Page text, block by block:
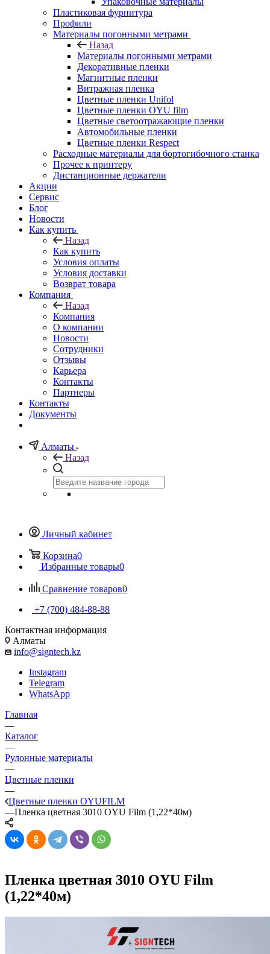
Пластиковая фурнитура
Профили
Материалы погонными метрами
Назад
Материалы погонными метрами
Декоративные пленки
Магнитные пленки
Витражная пленка
Цветные пленки Unifol
Цветные пленки OYU film
Цветные светоотражающие пленки
Автомобильные пленки
Цветные пленки Respect
Расходные материалы для бортогибочного станка
Прочее к принтеру
Дистанционные держатели
Акции
Сервис
Блог
Новости
Как купить
Назад
Как купить
Условия оплаты
Условия доставки
Возврат товара
Компания
Назад
Компания
О компании
Новости
Сотрудники
Отзывы
Карьера
Контакты
Партнеры
Контакты
Документы
Алматы
Назад
Личный кабинет
Корзина0
Избранные товары0
Сравнение товаров0
+7 (700) 484-88-88
Контактная информация
Алматы
info@signtech.kz
Instagram
Telegram
WhatsApp
Главная
—
Каталог
—
Рулонные материалы
—
Цветные пленки
—
Цветные пленки OYUFILM
—Пленка цветная 3010 OYU Film (1,22*40м)
Пленка цветная 3010 OYU Film
(1,22*40м)